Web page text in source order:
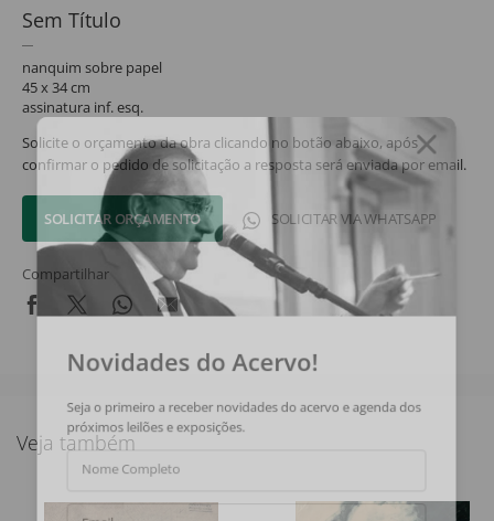
Sem Título
nanquim sobre papel
45 x 34 cm
assinatura inf. esq.
Solicite o orçamento da obra clicando no botão abaixo, após
confirmar o pedido de solicitação a resposta será enviada por email.
SOLICITAR ORÇAMENTO SOLICITAR VIA WHATSAPP
Compartilhar
Veja também
Novidades do Acervo!
Seja o primeiro a receber novidades do acervo e agenda dos
próximos leilões e exposições.
Nome Completo